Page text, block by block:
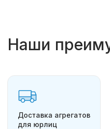
Наши
Доставка агрегатов
для юрлиц